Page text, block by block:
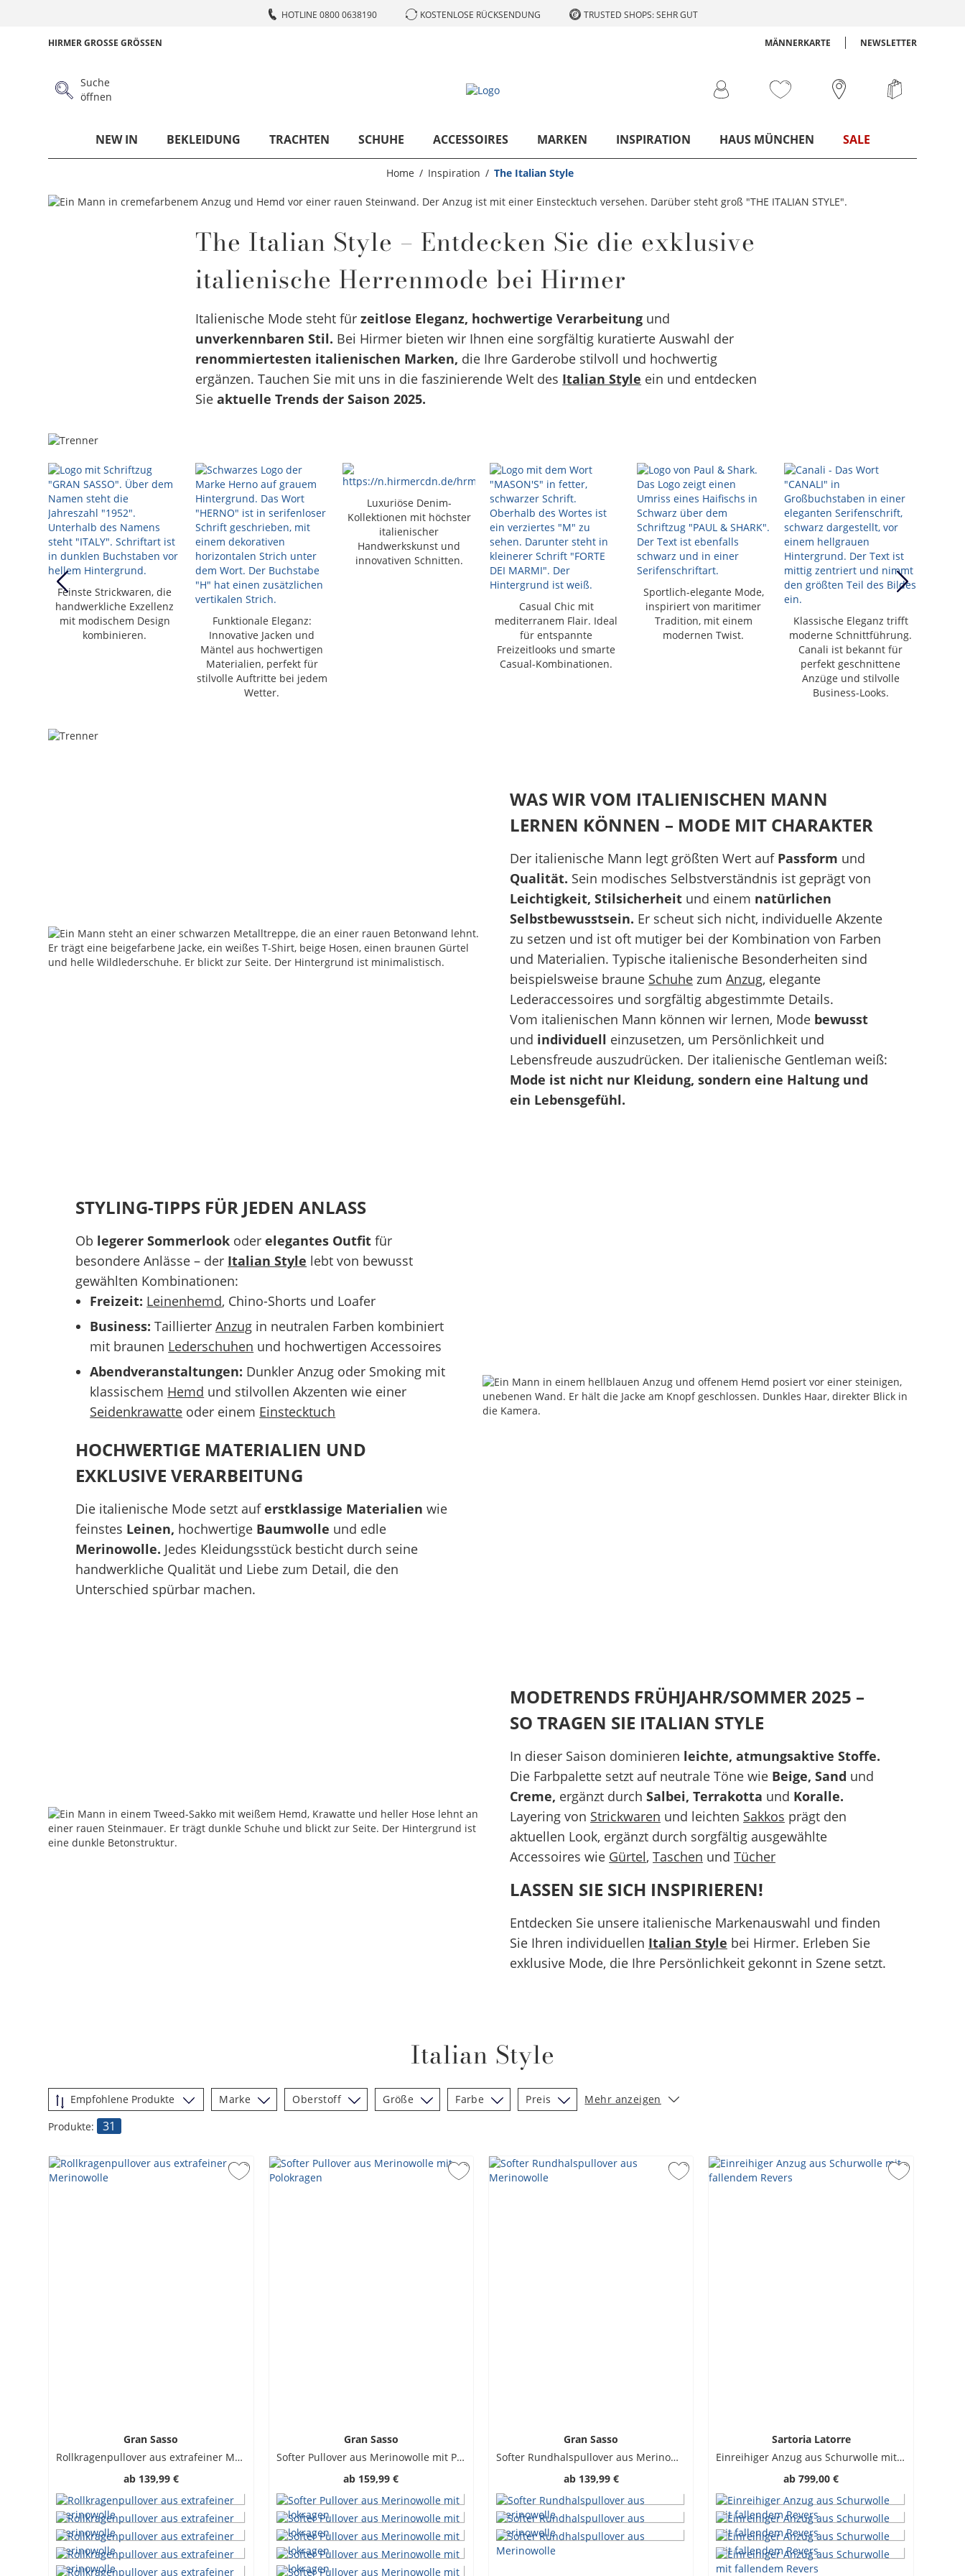
HOTLINE 0800 0638190 KOSTENLOSE RÜCKSENDUNG TRUSTED SHOPS: SEHR GUT
HIRMER GROSSE GRÖSSEN MÄNNERKARTE NEWSLETTER
Suche
öffnen
NEW IN BEKLEIDUNG TRACHTEN SCHUHE ACCESSOIRES MARKEN INSPIRATION HAUS MÜNCHEN SALE
Home Inspiration The Italian Style
The Italian Style – Entdecken Sie die exklusive
italienische Herrenmode bei Hirmer
Italienische Mode steht fürzeitlose Eleganz, hochwertige Verarbeitung und
unverkennbaren Stil. Bei Hirmer bieten wir Ihnen eine sorgfältig kuratierte Auswahl der
renommiertesten italienischen Marken, die Ihre Garderobe stilvoll und hochwertig
ergänzen. Tauchen Sie mit uns in die faszinierende Welt des Italian Style ein und entdecken
Sieaktuelle Trends der Saison 2025.
Feinste Strickwaren, die
handwerkliche Exzellenz
mit modischem Design
kombinieren.
Funktionale Eleganz:
Innovative Jacken und
Mäntel aus hochwertigen
Materialien, perfekt für
stilvolle Auftritte bei jedem
Wetter.
Luxuriöse Denim-
Kollektionen mit höchster
italienischer
Handwerkskunst und
innovativen Schnitten.
Casual Chic mit
mediterranem Flair. Ideal
für entspannte
Freizeitlooks und smarte
Casual-Kombinationen.
Sportlich-elegante Mode,
inspiriert von maritimer
Tradition, mit einem
modernen Twist.
Klassische Eleganz trifft
moderne Schnittführung.
Canali ist bekannt für
perfekt geschnittene
Anzüge und stilvolle
Business-Looks.
WAS WIR VOM ITALIENISCHEN MANN
LERNEN KÖNNEN – MODE MIT CHARAKTER
Der italienische Mann legt größten Wert auf Passform und
Qualität. Sein modisches Selbstverständnis ist geprägt von
Leichtigkeit, Stilsicherheit und einem natürlichen
Selbstbewusstsein. Er scheut sich nicht, individuelle Akzente
zu setzen und ist oft mutiger bei der Kombination von Farben
und Materialien. Typische italienische Besonderheiten sind
beispielsweise braune Schuhe zumAnzug, elegante
Lederaccessoires und sorgfältig abgestimmte Details.
Vom italienischen Mann können wir lernen, Mode bewusst
und individuell einzusetzen, um Persönlichkeit und
Lebensfreude auszudrücken. Der italienische Gentleman weiß:
Mode ist nicht nur Kleidung, sondern eine Haltung und
ein Lebensgefühl.
STYLING-TIPPS FÜR JEDEN ANLASS
Ob legerer Sommerlook oderelegantes Outfit für
besondere Anlässe – der Italian Style lebt von bewusst
gewählten Kombinationen:
Freizeit: Leinenhemd, Chino-Shorts und Loafer
Business: TaillierterAnzug in neutralen Farben kombiniert
mit braunen Lederschuhen und hochwertigen Accessoires
Abendveranstaltungen: Dunkler Anzug oder Smoking mit
klassischem Hemd und stilvollen Akzenten wie einer
Seidenkrawatte oder einem Einstecktuch
HOCHWERTIGE MATERIALIEN UND
EXKLUSIVE VERARBEITUNG
Die italienische Mode setzt auferstklassige Materialien wie
feinstes Leinen, hochwertige Baumwolle und edle
Merinowolle. Jedes Kleidungsstück besticht durch seine
handwerkliche Qualität und Liebe zum Detail, die den
Unterschied spürbar machen.
MODETRENDS FRÜHJAHR/SOMMER 2025 –
SO TRAGEN SIE ITALIAN STYLE
In dieser Saison dominieren leichte, atmungsaktive Stoffe.
Die Farbpalette setzt auf neutrale Töne wie Beige, Sand und
Creme, ergänzt durchSalbei, Terrakotta und Koralle.
Layering von Strickwaren und leichten Sakkos prägt den
aktuellen Look, ergänzt durch sorgfältig ausgewählte
Accessoires wie Gürtel,Taschen undTücher
LASSEN SIE SICH INSPIRIEREN!
Entdecken Sie unsere italienische Markenauswahl und finden
Sie Ihren individuellen Italian Style bei Hirmer. Erleben Sie
exklusive Mode, die Ihre Persönlichkeit gekonnt in Szene setzt.
Italian Style
Marke Oberstoff Größe Farbe Preis
Mehr anzeigen
Produkte:
31
Gran Sasso
Rollkragenpullover aus extrafeiner Merinowolle
ab 139,99 €
Gran Sasso
Softer Pullover aus Merinowolle mit Polokragen
ab 159,99 €
Gran Sasso
Softer Rundhalspullover aus Merinowolle
ab 139,99 €
Sartoria Latorre
Einreihiger Anzug aus Schurwolle mit fallendem Revers
ab 799,00 €